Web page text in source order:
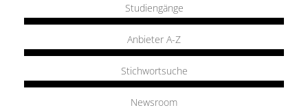
Studiengänge
Anbieter A-Z
Stichwortsuche
Newsroom